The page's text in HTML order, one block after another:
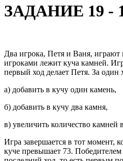
ЗАДАНИЕ 19 -
Два игрока, Петя и Ваня,
игроками лежит куча камней.
первый ход делает Петя. За один
а) добавить в кучу один камень,
б) добавить в кучу два камня,
в) увеличить количество камней
Игра завершается в тот момент,
куче превышает 73. Победителем